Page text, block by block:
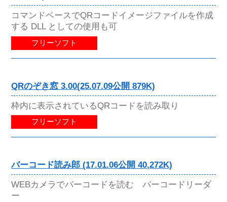
コマンドベースでQRコードイメージファイルを作成
する DLL としての使用も可
フリーソフト
QRのぞき窓 3.00(25.07.09公開 879K)
枠内に表示されているQRコードを読み取り
フリーソフト
バーコード読み郎 (17.01.06公開 40,272K)
WEBカメラでバーコードを読む バーコードリーダ
ー